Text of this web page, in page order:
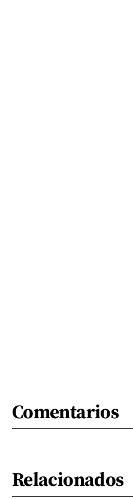
Comentarios
Relacionados